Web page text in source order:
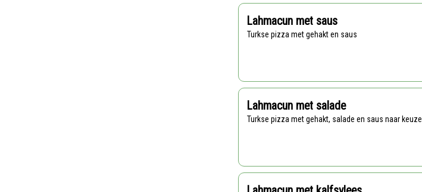
Lahmacun met saus
Turkse pizza met gehakt en saus
Lahmacun met salade
Turkse pizza met gehakt, salade en saus naar keuze